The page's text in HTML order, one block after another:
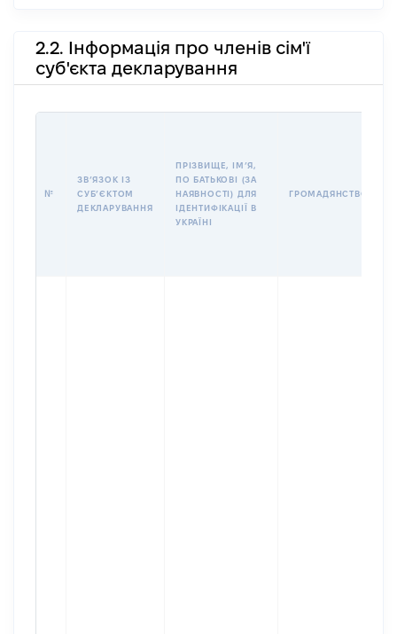
2.2. Інформація про членів сім'ї
суб'єкта декларування
№
ЗВʼЯЗОК ІЗ
СУБʼЄКТОМ
ДЕКЛАРУВАННЯ
ПРІЗВИЩЕ, ІМʼЯ,
ПО БАТЬКОВІ (ЗА
НАЯВНОСТІ) ДЛЯ
ІДЕНТИФІКАЦІЇ В
УКРАЇНІ
ГРОМАДЯНСТВО